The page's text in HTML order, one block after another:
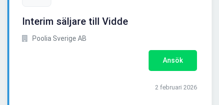
Interim säljare till Vidde
Poolia Sverige AB
Ansök
2 februari 2026